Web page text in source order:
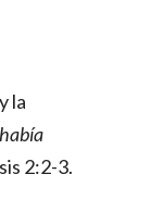
la
2:2-3.